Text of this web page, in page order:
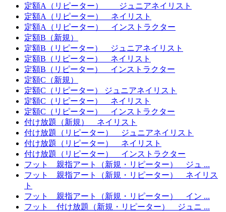
定額A（リピーター） ジュニアネイリスト
定額A（リピーター） ネイリスト
定額A（リピーター） インストラクター
定額B（新規）
定額B（リピーター） ジュニアネイリスト
定額B（リピーター） ネイリスト
定額B（リピーター） インストラクター
定額C（新規）
定額C（リピーター） ジュニアネイリスト
定額C（リピーター） ネイリスト
定額C（リピーター） インストラクター
付け放題（新規） ネイリスト
付け放題（リピーター） ジュニアネイリスト
付け放題（リピーター） ネイリスト
付け放題（リピーター） インストラクター
フット 親指アート（新規・リピーター） ジュ ...
フット 親指アート（新規・リピーター） ネイリス
ト
フット 親指アート（新規・リピーター） イン ...
フット 付け放題（新規・リピーター） ジュニ ...